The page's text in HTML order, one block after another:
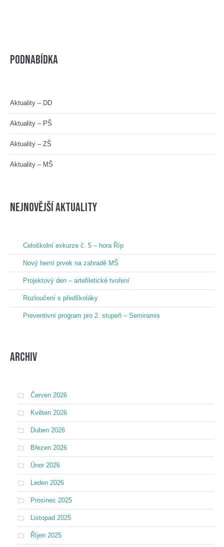
Podnabídka
Aktuality – DD
Aktuality – PŠ
Aktuality – ZŠ
Aktuality – MŠ
nejnovější aktuality
Celoškolní exkurze č. 5 – hora Říp
Nový herní prvek na zahradě MŠ
Projektový den – artefiletické tvoření
Rozloučení s předškoláky
Preventivní program pro 2. stupeň – Semiramis
Archiv
Červen 2026
Květen 2026
Duben 2026
Březen 2026
Únor 2026
Leden 2026
Prosinec 2025
Listopad 2025
Říjen 2025